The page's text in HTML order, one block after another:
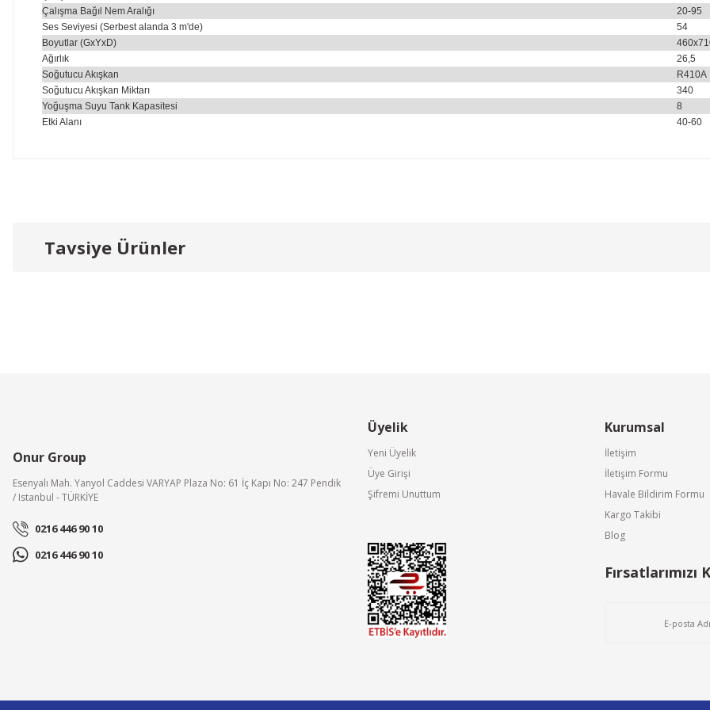
Çalışma Bağıl Nem Aralığı
20-95
Ses Seviyesi (Serbest alanda 3 m'de)
54
Boyutlar (GxYxD)
Ağırlık
26,5
Soğutucu Akışkan
R410A
Soğutucu Akışkan Miktarı
340
Yoğuşma Suyu Tank Kapasitesi
8
Etki Alanı
40-60
Ürün resmi kalitesiz, bozuk veya görüntülenemiyor.
Tavsiye Ürünler
Olefini
Olefini OL70-B585EF Nem Alma Cihazı 70 lt/gün
Olefini OL40-BD052A Nem Alma Cihazı 40 lt/gün
Onur Group
Esenyalı Mah. Yanyol Caddesi VARYAP Plaza No: 61 İç Kapı No: 247 Pendik
/ Istanbul - TÜRKİYE
0216 446 90 10
0216 446 90 10
Üyelik
Yeni Üyelik
Üye Girişi
Şifremi Unuttum
Kurumsal
İletişim
İletişim Formu
Havale Bildirim Formu
Kargo Takibi
Blog
Fırsatlarımızı